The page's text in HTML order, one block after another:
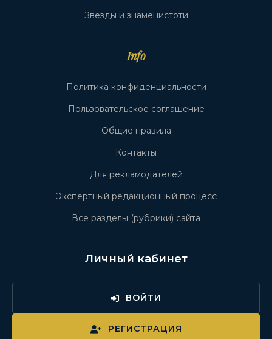
Звёзды и знаменистоти
Info
Политика конфиденциальности
Пользовательское соглашение
Общие правила
Контакты
Для рекламодателей
Экспертный редакционный процесс
Все разделы (рубрики) сайта
Личный кабинет
ВОЙТИ
РЕГИСТРАЦИЯ